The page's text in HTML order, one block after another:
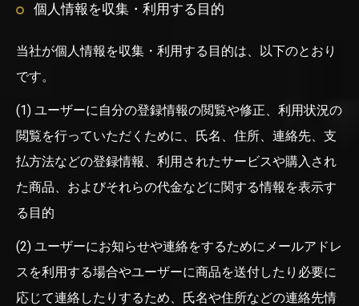
個人情報を収集・利用する目的
当社が個人情報を収集・利用する目的は、以下のとおり
です。
(1) ユーザーに自分の登録情報の閲覧や修正、利用状況の
閲覧を行っていただくために、氏名、住所、連絡先、支
払方法などの登録情報、利用されたサービスや購入され
た商品、およびそれらの代金などに関する情報を表示す
る目的
(2) ユーザーにお知らせや連絡をするためにメールアドレ
スを利用する場合やユーザーに商品を送付したり必要に
応じて連絡したりするため、氏名や住所などの連絡先情